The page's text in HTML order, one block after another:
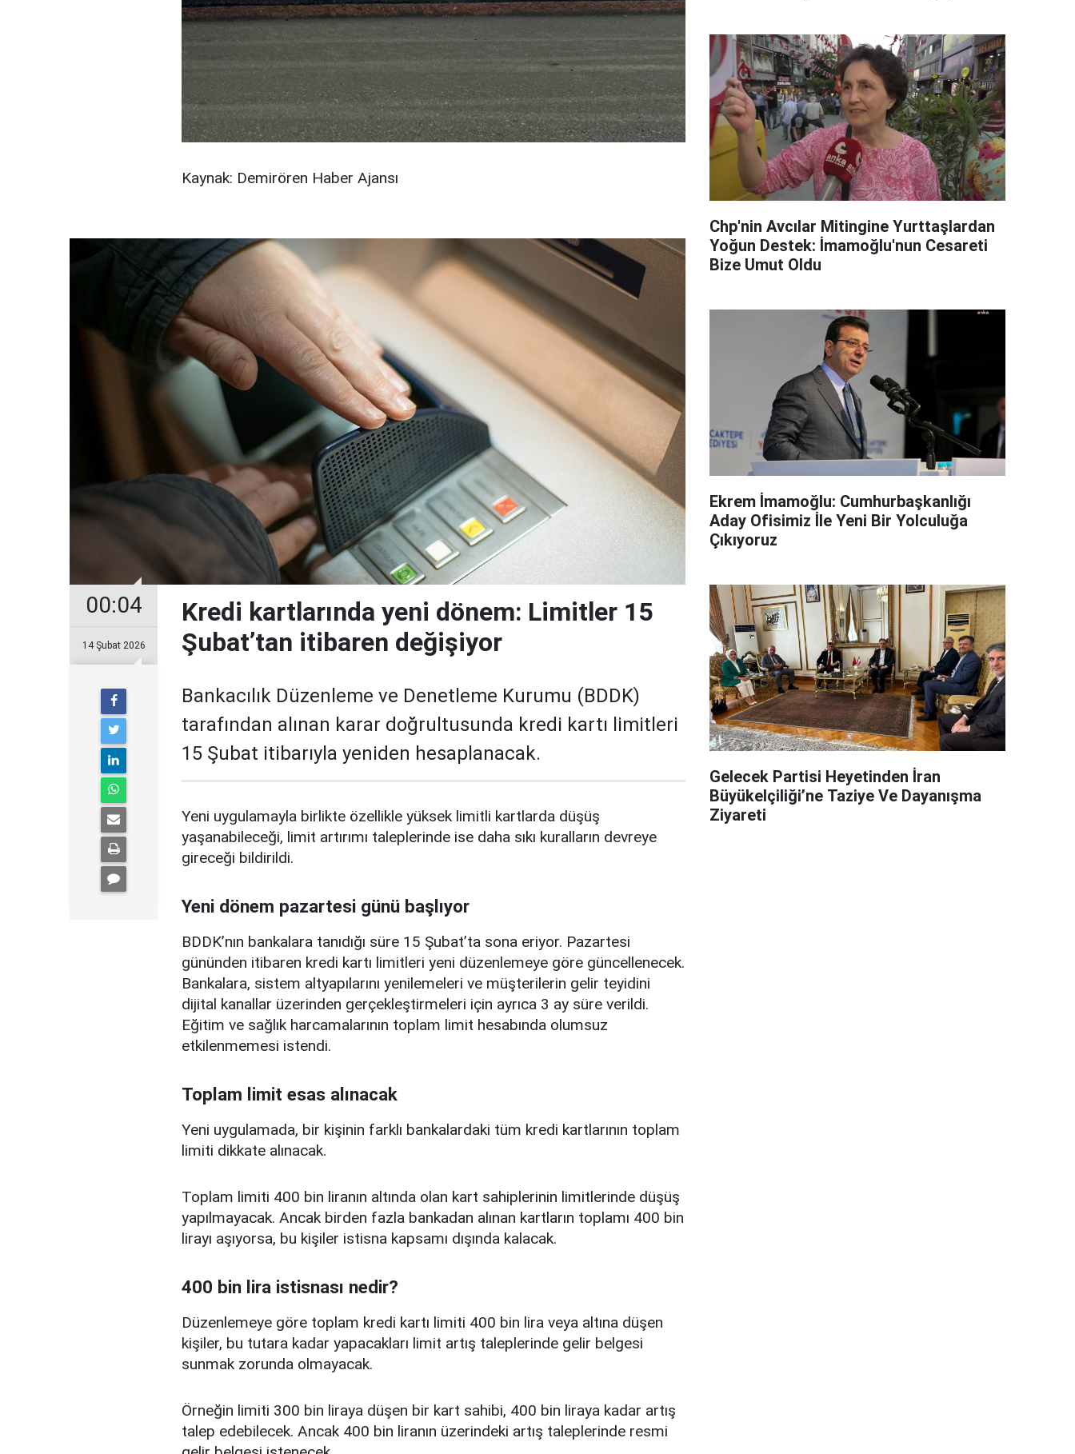
Kaynak: Demirören Haber Ajansı
00:04
14 Şubat 2026
Kredi kartlarında yeni dönem: Limitler 15
Şubat’tan itibaren değişiyor
Bankacılık Düzenleme ve Denetleme Kurumu (BDDK)
tarafından alınan karar doğrultusunda kredi kartı limitleri
15 Şubat itibarıyla yeniden hesaplanacak.
Yeni uygulamayla birlikte özellikle yüksek limitli kartlarda düşüş
yaşanabileceği, limit artırımı taleplerinde ise daha sıkı kuralların devreye
gireceği bildirildi.
Yeni dönem pazartesi günü başlıyor
BDDK’nın bankalara tanıdığı süre 15 Şubat’ta sona eriyor. Pazartesi
gününden itibaren kredi kartı limitleri yeni düzenlemeye göre güncellenecek.
Bankalara, sistem altyapılarını yenilemeleri ve müşterilerin gelir teyidini
dijital kanallar üzerinden gerçekleştirmeleri için ayrıca 3 ay süre verildi.
Eğitim ve sağlık harcamalarının toplam limit hesabında olumsuz
etkilenmemesi istendi.
Toplam limit esas alınacak
Yeni uygulamada, bir kişinin farklı bankalardaki tüm kredi kartlarının toplam
limiti dikkate alınacak.
Toplam limiti 400 bin liranın altında olan kart sahiplerinin limitlerinde düşüş
yapılmayacak. Ancak birden fazla bankadan alınan kartların toplamı 400 bin
lirayı aşıyorsa, bu kişiler istisna kapsamı dışında kalacak.
400 bin lira istisnası nedir?
Düzenlemeye göre toplam kredi kartı limiti 400 bin lira veya altına düşen
kişiler, bu tutara kadar yapacakları limit artış taleplerinde gelir belgesi
sunmak zorunda olmayacak.
Örneğin limiti 300 bin liraya düşen bir kart sahibi, 400 bin liraya kadar artış
talep edebilecek. Ancak 400 bin liranın üzerindeki artış taleplerinde resmi
Chp'nin Avcılar Mitingine Yurttaşlardan
Yoğun Destek: İmamoğlu'nun Cesareti
Bize Umut Oldu
Ekrem İmamoğlu: Cumhurbaşkanlığı
Aday Ofisimiz İle Yeni Bir Yolculuğa
Çıkıyoruz
Gelecek Partisi Heyetinden İran
Büyükelçiliği’ne Taziye Ve Dayanışma
Ziyareti